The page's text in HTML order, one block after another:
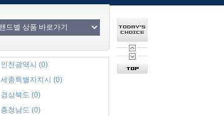
인천광역시 (0)
세종특별자치시 (0)
경상북도 (0)
충청남도 (0)